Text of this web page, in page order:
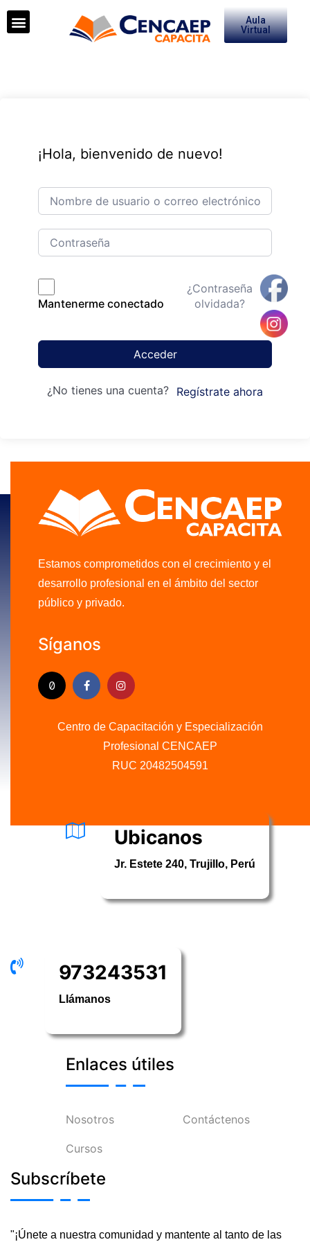
Aula
Virtual
¡Hola, bienvenido de nuevo!
Mantenerme conectado
¿Contraseña
olvidada?
Acceder
¿No tienes una cuenta? Regístrate ahora
Estamos comprometidos con el crecimiento y el
desarrollo profesional en el ámbito del sector
público y privado.
Síganos
Centro de Capacitación y Especialización
Profesional CENCAEP
RUC 20482504591
Ubicanos
Jr. Estete 240, Trujillo, Perú
973243531
Llámanos
Enlaces útiles
Nosotros
Cursos
Contáctenos
Subscríbete
"¡Únete a nuestra comunidad y mantente al tanto de las